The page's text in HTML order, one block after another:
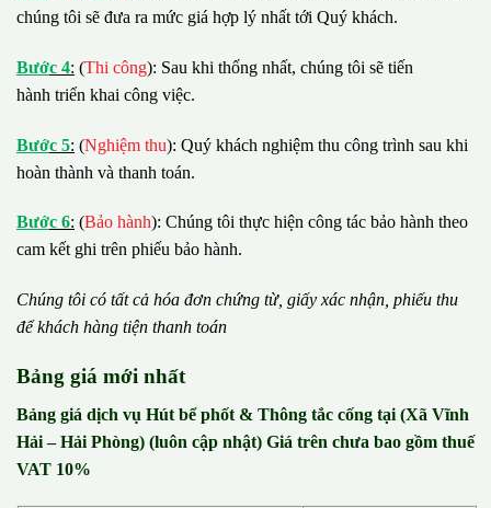
chúng tôi sẽ đưa ra mức giá hợp lý nhất tới Quý khách.
Bước 4: (Thi công): Sau khi thống nhất, chúng tôi sẽ tiến
hành triển khai công việc.
Bước 5: (Nghiệm thu): Quý khách nghiệm thu công trình sau khi
hoàn thành và thanh toán.
Bước 6: (Bảo hành): Chúng tôi thực hiện công tác bảo hành theo
cam kết ghi trên phiếu bảo hành.
Chúng tôi có tất cả hóa đơn chứng từ, giấy xác nhận, phiếu thu
đểkhách hàng tiện thanh toán
Bảng giá mới nhất
Bảng giá dịch vụ Hút bể phốt & Thông tắc cống tại (Xã Vĩnh
Hải – Hải Phòng) (luôn cập nhật) Giá trên chưa bao gồm thuế
VAT 10%